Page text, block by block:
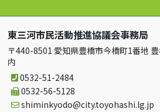
東三河市民活動推進協議会事務局
〒440-8501 愛知県豊橋市今橋町1番地
内
0532-51-2484
0532-56-5128
shiminkyodo
city.toyohashi.lg.jp